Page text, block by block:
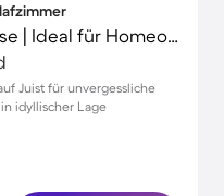
Ferienwohnung mit Terrasse | Ideal für Homeoffice
Juist für unvergessliche
idyllischer Lage